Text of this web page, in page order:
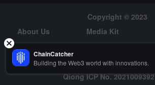
Copyright © 2023
About Us
Media Kit
Risk Warning
Hiring
Qiong ICP No. 2021009392
ChainCatcher
Building the Web3 world with innovations.